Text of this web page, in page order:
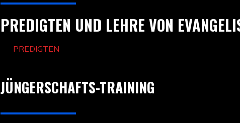
PREDIGTEN UND LEHRE VON
PREDIGTEN
JÜNGERSCHAFTS-TRAINING